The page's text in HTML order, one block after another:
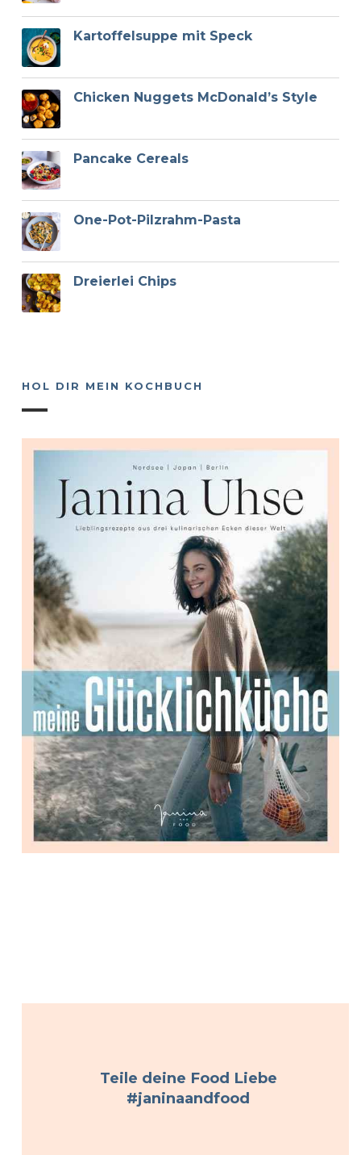
Kartoffelsuppe mit Speck
Chicken Nuggets McDonald’s Style
Pancake Cereals
One-Pot-Pilzrahm-Pasta
Dreierlei Chips
HOL DIR MEIN KOCHBUCH
Teile deine Food Liebe
#janinaandfood